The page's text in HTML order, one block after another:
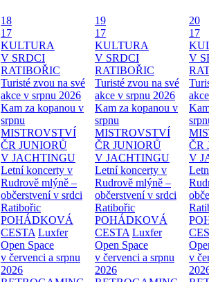
18
17
KULTURA
V SRDCI
RATIBOŘIC
Turisté zvou na své
akce v srpnu 2026
Kam za kopanou v
srpnu
MISTROVSTVÍ
ČR JUNIORŮ
V JACHTINGU
Letní koncerty v
Rudrově mlýně –
občerstvení v srdci
Ratibořic
POHÁDKOVÁ
CESTA Luxfer
Open Space
v červenci a srpnu
2026
19
17
KULTURA
V SRDCI
RATIBOŘIC
Turisté zvou na své
akce v srpnu 2026
Kam za kopanou v
srpnu
MISTROVSTVÍ
ČR JUNIORŮ
V JACHTINGU
Letní koncerty v
Rudrově mlýně –
občerstvení v srdci
Ratibořic
POHÁDKOVÁ
CESTA Luxfer
Open Space
v červenci a srpnu
2026
20
17
V
ČR
V
v